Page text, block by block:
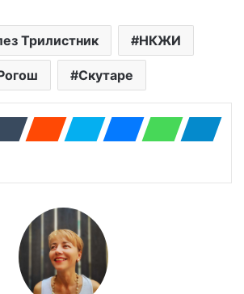
Трилистник НКЖИ
Скутаре